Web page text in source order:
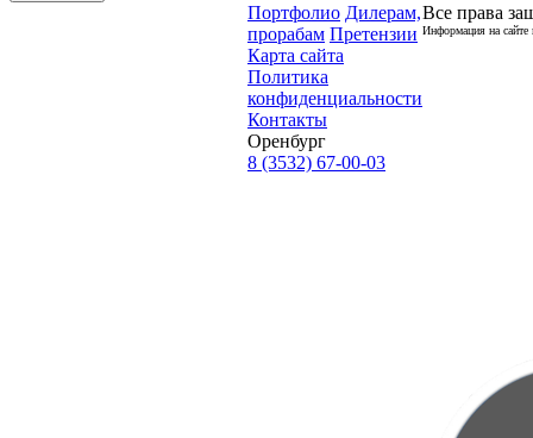
Портфолио Дилерам,
прорабам Претензии
Карта сайта
Политика
конфиденциальности
Контакты
Оренбург
8 (3532) 67-00-03
Все права
Информация на сайте